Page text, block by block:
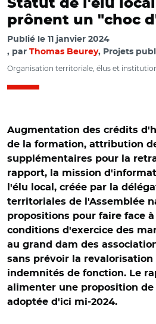
Statut de l'élu
prônent un "choc
Publié le 11 janvier 2024
par Thomas Beurey, Projets
Organisation territoriale, élus et
Augmentation des crédits
de la formation, attribution
supplémentaires pour la
rapport, la mission
l'élu local, créée par la
territoriales de l'Assemblée
propositions pour faire face
conditions d'exercice des
au grand dam des
sans prévoir la revalorisation
indemnités de fonction. Le
alimenter une proposition
adoptée d'ici mi-2024.